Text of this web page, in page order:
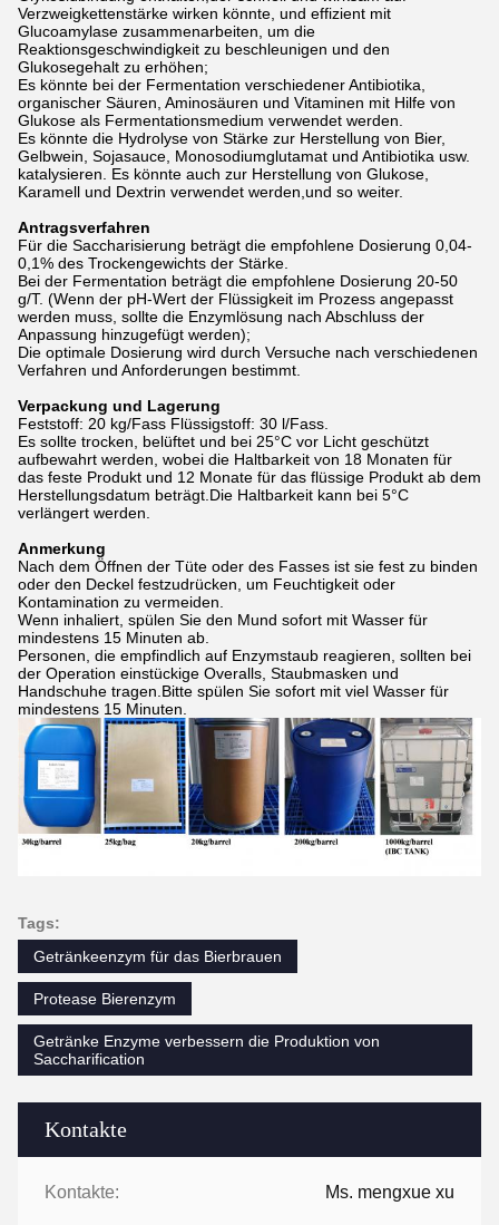
Kontakte
Kontakte: Ms. mengxue xu
Verzweigkettenstärke wirken könnte, und effizient mit
Glucoamylase zusammenarbeiten, um die
Reaktionsgeschwindigkeit zu beschleunigen und den
Glukosegehalt zu erhöhen;
Es könnte bei der Fermentation verschiedener Antibiotika,
organischer Säuren, Aminosäuren und Vitaminen mit Hilfe von
Glukose als Fermentationsmedium verwendet werden.
Es könnte die Hydrolyse von Stärke zur Herstellung von Bier,
Gelbwein, Sojasauce, Monosodiumglutamat und Antibiotika usw.
katalysieren. Es könnte auch zur Herstellung von Glukose,
Karamell und Dextrin verwendet werden,und so weiter.
Antragsverfahren
Für die Saccharisierung beträgt die empfohlene Dosierung 0,04-
0,1% des Trockengewichts der Stärke.
Bei der Fermentation beträgt die empfohlene Dosierung 20-50
g/T. (Wenn der pH-Wert der Flüssigkeit im Prozess angepasst
werden muss, sollte die Enzymlösung nach Abschluss der
Anpassung hinzugefügt werden);
Die optimale Dosierung wird durch Versuche nach verschiedenen
Verfahren und Anforderungen bestimmt.
Verpackung und Lagerung
Feststoff: 20 kg/Fass Flüssigstoff: 30 l/Fass.
Es sollte trocken, belüftet und bei 25°C vor Licht geschützt
aufbewahrt werden, wobei die Haltbarkeit von 18 Monaten für
das feste Produkt und 12 Monate für das flüssige Produkt ab dem
Herstellungsdatum beträgt.Die Haltbarkeit kann bei 5°C
verlängert werden.
Anmerkung
Nach dem Öffnen der Tüte oder des Fasses ist sie fest zu binden
oder den Deckel festzudrücken, um Feuchtigkeit oder
Kontamination zu vermeiden.
Wenn inhaliert, spülen Sie den Mund sofort mit Wasser für
mindestens 15 Minuten ab.
Personen, die empfindlich auf Enzymstaub reagieren, sollten bei
der Operation einstückige Overalls, Staubmasken und
Handschuhe tragen.Bitte spülen Sie sofort mit viel Wasser für
mindestens 15 Minuten.
Tags:
Getränkeenzym für das Bierbrauen
Protease Bierenzym
Getränke Enzyme verbessern die Produktion von
Saccharification